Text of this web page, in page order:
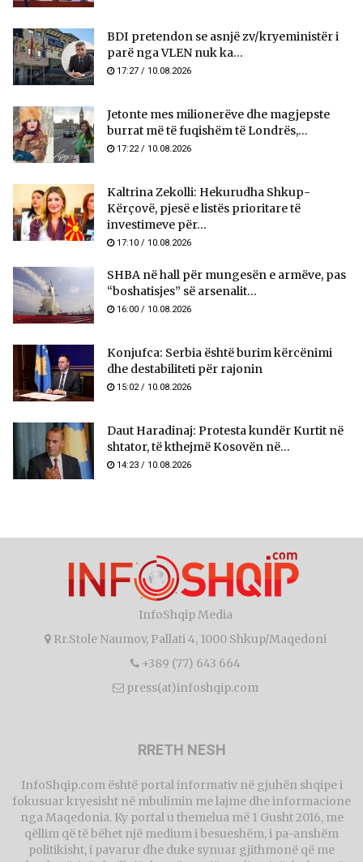
BDI pretendon se asnjë zv/kryeministër i
parë nga VLEN nuk ka...
17:27 / 10.08.2026
Jetonte mes milionerëve dhe magjepste
burrat më të fuqishëm të Londrës,...
17:22 / 10.08.2026
Kaltrina Zekolli: Hekurudha Shkup-
Kërçovë, pjesë e listës prioritare të
investimeve për...
17:10 / 10.08.2026
SHBA në hall për mungesën e armëve, pas
“boshatisjes” së arsenalit...
16:00 / 10.08.2026
Konjufca: Serbia është burim kërcënimi
dhe destabiliteti për rajonin
15:02 / 10.08.2026
Daut Haradinaj: Protesta kundër Kurtit në
shtator, të kthejmë Kosovën në...
14:23 / 10.08.2026
InfoShqip Media
Rr.Stole Naumov, Pallati 4, 1000 Shkup/Maqedoni
+389 (77) 643 664
press(at)infoshqip.com
RRETH NESH
InfoShqip.com është portal informativ në gjuhën shqipe i
fokusuar kryesisht në mbulimin me lajme dhe informacione
nga Maqedonia. Ky portal u themelua më 1 Gusht 2016, me
qëllim që të bëhet një medium i besueshëm, i pa-anshëm
politikisht, i pavarur dhe duke synuar gjithmonë që me